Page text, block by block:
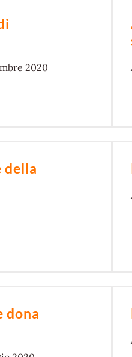
2020
della
dona